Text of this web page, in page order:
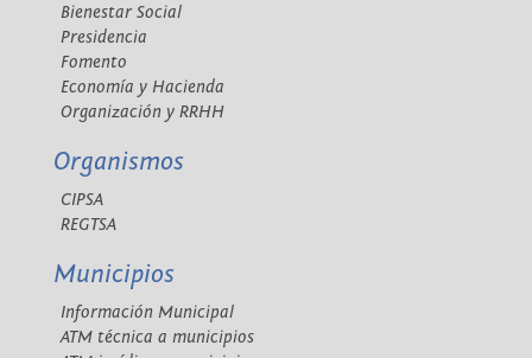
Bienestar Social
Presidencia
Fomento
Economía y Hacienda
Organización y RRHH
Organismos
CIPSA
REGTSA
Municipios
Información Municipal
ATM técnica a municipios